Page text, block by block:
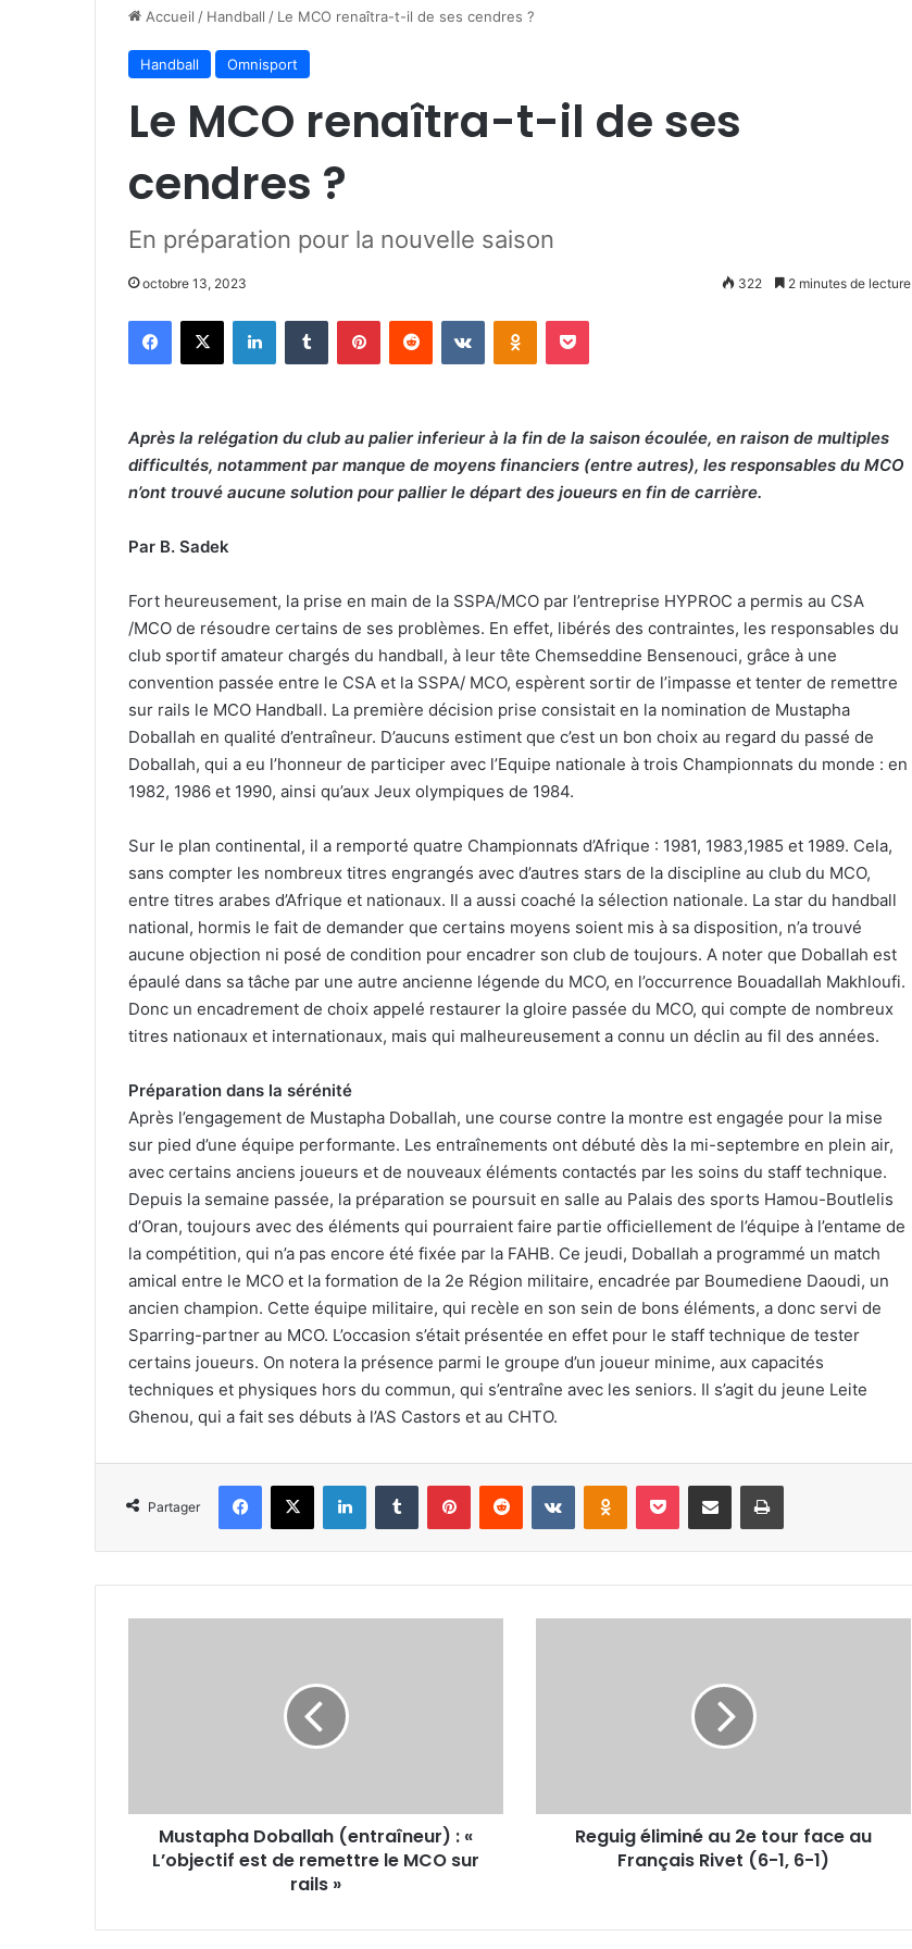
Accueil / Handball / Le MCO renaîtra-t-il de ses cendres ?
Handball Omnisport
Le MCO renaîtra-t-il de ses
cendres ?
En préparation pour la nouvelle saison
octobre 13, 2023 322 2 minutes de lecture
Facebook
X LinkedinTumblr PinterestReddit VKontakteOdnoklassniki
Pocket
Après la relégation du club au palier inferieur à la fin de la saison écoulée, en raison de multiples
difficultés, notamment par manque de moyens financiers (entre autres), les responsables du MCO
n’ont trouvé aucune solution pour pallier le départ des joueurs en fin de carrière.
Par B. Sadek
Fort heureusement, la prise en main de la SSPA/MCO par l’entreprise HYPROC a permis au CSA
/MCO de résoudre certains de ses problèmes. En effet, libérés des contraintes, les responsables du
club sportif amateur chargés du handball, à leur tête Chemseddine Bensenouci, grâce à une
convention passée entre le CSA et la SSPA/ MCO, espèrent sortir de l’impasse et tenter de remettre
sur rails le MCO Handball. La première décision prise consistait en la nomination de Mustapha
Doballah en qualité d’entraîneur. D’aucuns estiment que c’est un bon choix au regard du passé de
Doballah, qui a eu l’honneur de participer avec l’Equipe nationale à trois Championnats du monde : en
1982, 1986 et 1990, ainsi qu’aux Jeux olympiques de 1984.
Sur le plan continental, il a remporté quatre Championnats d’Afrique : 1981, 1983,1985 et 1989. Cela,
sans compter les nombreux titres engrangés avec d’autres stars de la discipline au club du MCO,
entre titres arabes d’Afrique et nationaux. Il a aussi coaché la sélection nationale. La star du handball
national, hormis le fait de demander que certains moyens soient mis à sa disposition, n’a trouvé
aucune objection ni posé de condition pour encadrer son club de toujours. A noter que Doballah est
épaulé dans sa tâche par une autre ancienne légende du MCO, en l’occurrence Bouadallah Makhloufi.
Donc un encadrement de choix appelé restaurer la gloire passée du MCO, qui compte de nombreux
titres nationaux et internationaux, mais qui malheureusement a connu un déclin au fil des années.
Préparation dans la sérénité
Après l’engagement de Mustapha Doballah, une course contre la montre est engagée pour la mise
sur pied d’une équipe performante. Les entraînements ont débuté dès la mi-septembre en plein air,
avec certains anciens joueurs et de nouveaux éléments contactés par les soins du staff technique.
Depuis la semaine passée, la préparation se poursuit en salle au Palais des sports Hamou-Boutlelis
d’Oran, toujours avec des éléments qui pourraient faire partie officiellement de l’équipe à l’entame de
la compétition, qui n’a pas encore été fixée par la FAHB. Ce jeudi, Doballah a programmé un match
amical entre le MCO et la formation de la 2e Région militaire, encadrée par Boumediene Daoudi, un
ancien champion. Cette équipe militaire, qui recèle en son sein de bons éléments, a donc servi de
Sparring-partner au MCO. L’occasion s’était présentée en effet pour le staff technique de tester
certains joueurs. On notera la présence parmi le groupe d’un joueur minime, aux capacités
techniques et physiques hors du commun, qui s’entraîne avec les seniors. Il s’agit du jeune Leite
Ghenou, qui a fait ses débuts à l’AS Castors et au CHTO.
Partager
Facebook
X LinkedinTumblr PinterestReddit VKontakteOdnoklassniki
Pocket Partager par email Imprimer
remettre
MCO
Mustapha Doballah (entraîneur) : «
L’objectif est de remettre le MCO sur
rails »
Rivet
Reguig éliminé au 2e tour face au
Français Rivet (6-1, 6-1)